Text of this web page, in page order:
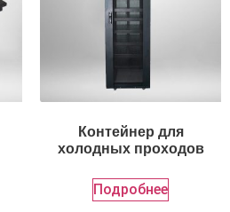
Контейнер для
холодных проходов
Подробнее